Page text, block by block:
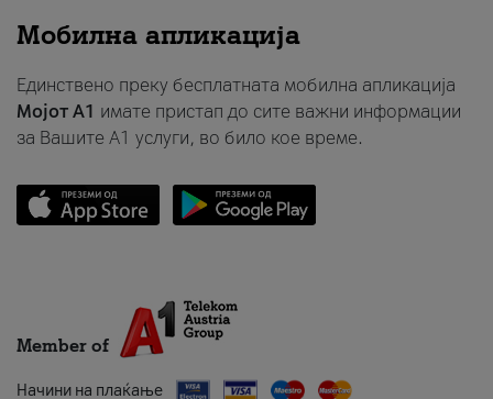
Мобилна апликација
Единствено преку бесплатната мобилна апликација
Мојот A1 имате пристап до сите важни информации
за Вашите A1 услуги, во било кое време.
Member of
Начини на плаќање